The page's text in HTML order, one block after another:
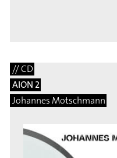
// CD
AION 2
Johannes Motschmann